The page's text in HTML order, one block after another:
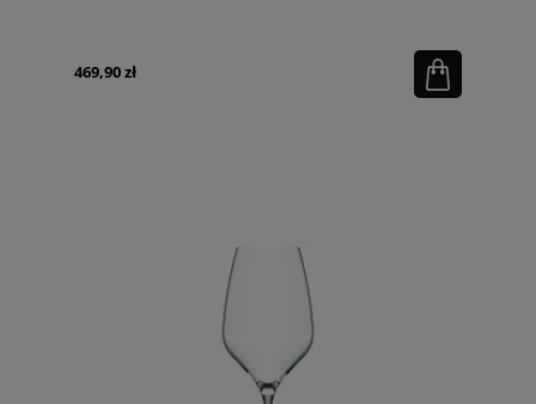
469,90 zł